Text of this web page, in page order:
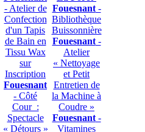
- Atelier de
Confection
d'un Tapis
de Bain en
Tissu Wax
sur
Inscription
Fouesnant
- Côté
Cour :
Spectacle
« Détours »
Fouesnant-
Bibliothèque
Buissonnière
Fouesnant-
Atelier
« Nettoyage
et Petit
Entretien de
la Machine à
Coudre »
Fouesnant-
Vitamines